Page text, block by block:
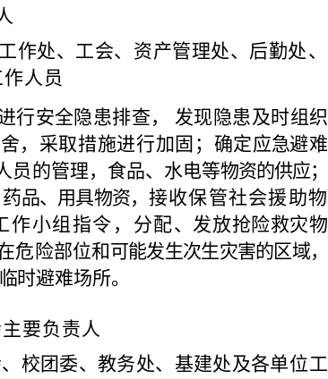
作处、工会、资产管理处、后勤处、
人员
行安全隐患排查， 发现隐患及 时组织
，采取措施进行加固；确定应急避难
员的管理，食品、水电等物资的供应；
品、用具物资， 接收保管社会援助物
小组指令， 分配、发放抢险救灾物
危险部位和可能发生次生灾害的区域，
时避难场所。
要负责人
校团委、教务处、基建处及各单位工